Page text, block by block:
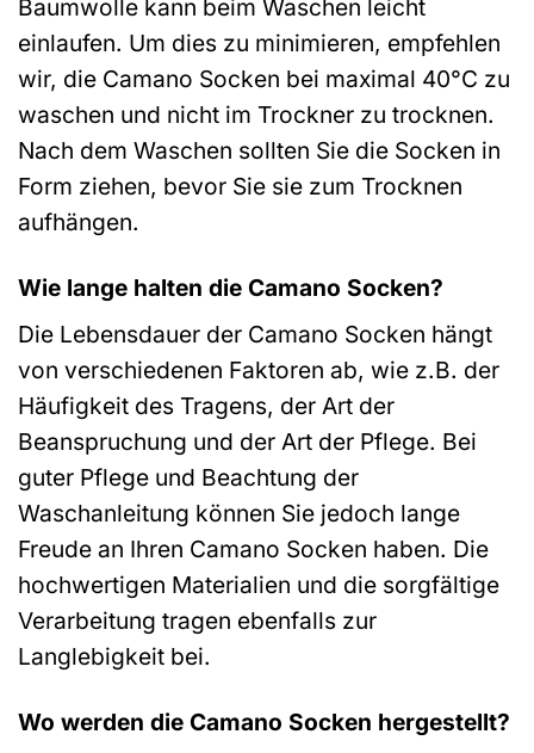
Baumwolle kann beim Waschen leicht
einlaufen. Um dies zu minimieren, empfehlen
wir, die Camano Socken bei maximal 40°C zu
waschen und nicht im Trockner zu trocknen.
Nach dem Waschen sollten Sie die Socken in
Form ziehen, bevor Sie sie zum Trocknen
aufhängen.
Wie lange halten die Camano Socken?
Die Lebensdauer der Camano Socken hängt
von verschiedenen Faktoren ab, wie z.B. der
Häufigkeit des Tragens, der Art der
Beanspruchung und der Art der Pflege. Bei
guter Pflege und Beachtung der
Waschanleitung können Sie jedoch lange
Freude an Ihren Camano Socken haben. Die
hochwertigen Materialien und die sorgfältige
Verarbeitung tragen ebenfalls zur
Langlebigkeit bei.
Wo werden die Camano Socken hergestellt?